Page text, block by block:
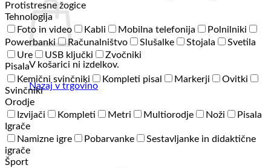
V košarici ni izdelkov.
Nazaj v trgovino
Protistresne žogice
Tehnologija
Foto in video
Kabli Mobilna telefonija
Polnilniki
Powerbanki
Računalništvo Slušalke Stojala
Svetila
Ure
USB ključki
Zvočniki
Pisala
Kemični svinčniki
Kompleti pisal Markerji
Ovitki
Svinčniki
Orodje
Izvijači
Kompleti Metri Multiorodje Noži
Pisala
Igrače
Namizne igre
Pobarvanke
Sestavljanke in didaktične
igrače
Šport